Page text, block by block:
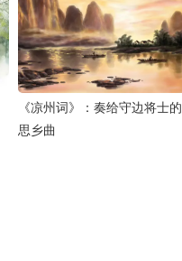
《凉州词》：奏给守边将士的
思乡曲